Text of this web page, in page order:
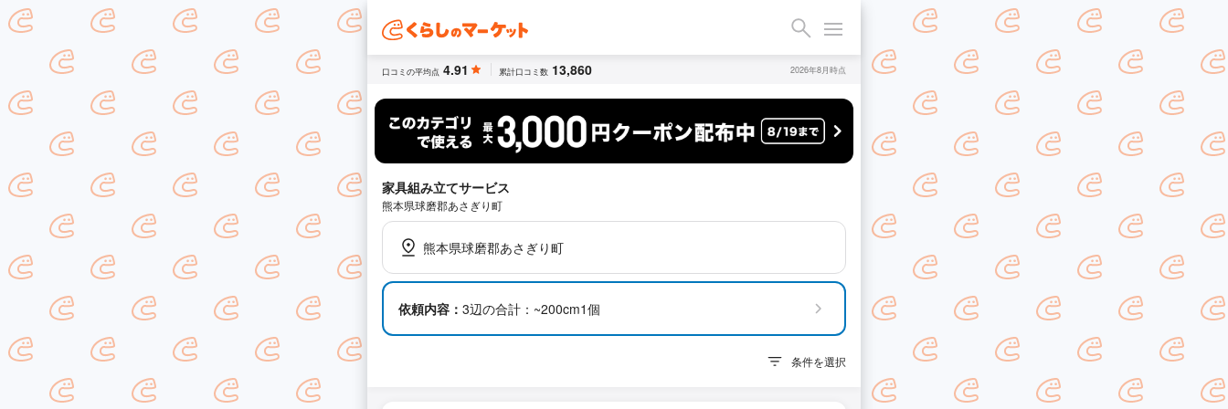
口コミの平均点 4.91 累計口コミ数 13,860 2026年8月時点
家具組み立てサービス
熊本県球磨郡あさぎり町
熊本県球磨郡あさぎり町
依頼内容： 3辺の合計：~200cm1個
条件を選択